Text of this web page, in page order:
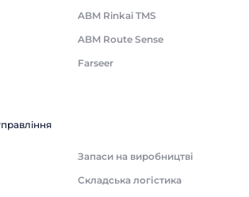
ABM Rinkai TMS
ABM Route Sense
Farseer
Запаси на виробництві
Складська логістика